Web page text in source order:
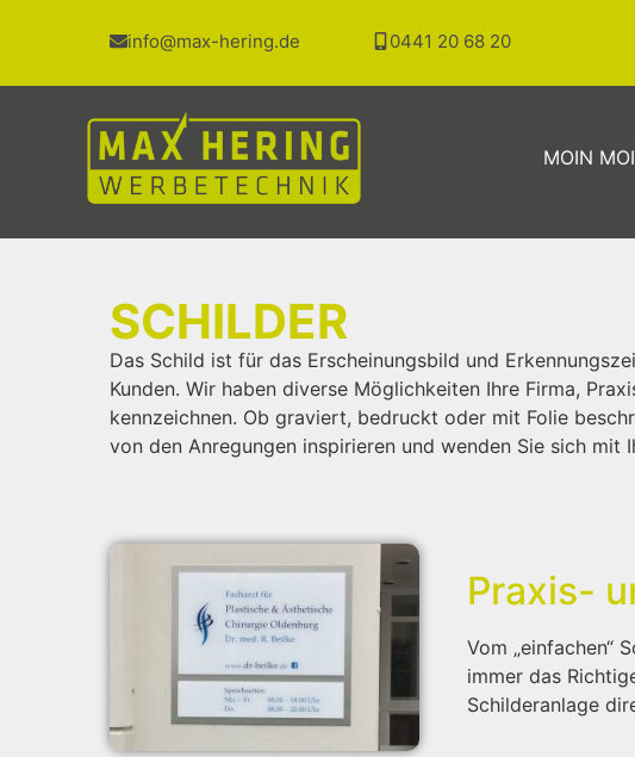
info@max-hering.de 0441 20 68 20
MOIN
SCHILDER
Das Schild ist für das Erscheinungsbild und
Kunden. Wir haben diverse Möglichkeiten Ihre Firma,
kennzeichnen. Ob graviert, bedruckt oder mit Folie
von den Anregungen inspirieren und wenden Sie sich mit
Praxis-
Vom „einfachen“
immer das
Schilderanlage